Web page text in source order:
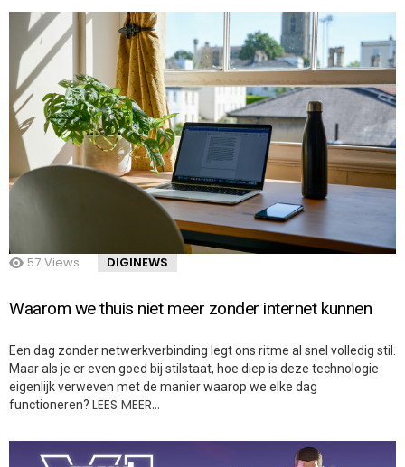
57 Views DIGINEWS
Waarom we thuis niet meer zonder internet kunnen
Een dag zonder netwerkverbinding legt ons ritme al snel volledig stil.
Maar als je er even goed bij stilstaat, hoe diep is deze technologie
eigenlijk verweven met de manier waarop we elke dag
functioneren? LEES MEER…